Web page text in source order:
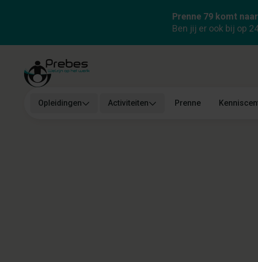
Prenne 79 komt
Ben jij er ook bij op
Opleidingen Activiteiten Prenne